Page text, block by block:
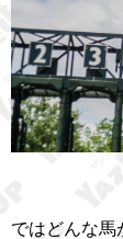
ではどんな馬